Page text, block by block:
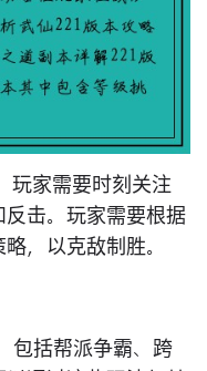
玩家需要时刻关注
击。玩家需要根据
，以克敌制胜。
包括帮派争霸、跨